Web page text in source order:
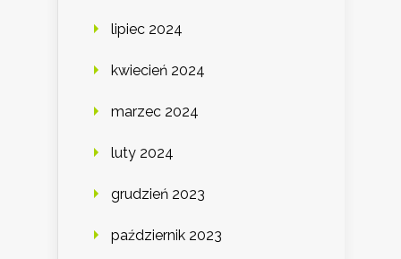
lipiec 2024
kwiecień 2024
marzec 2024
luty 2024
grudzień 2023
październik 2023